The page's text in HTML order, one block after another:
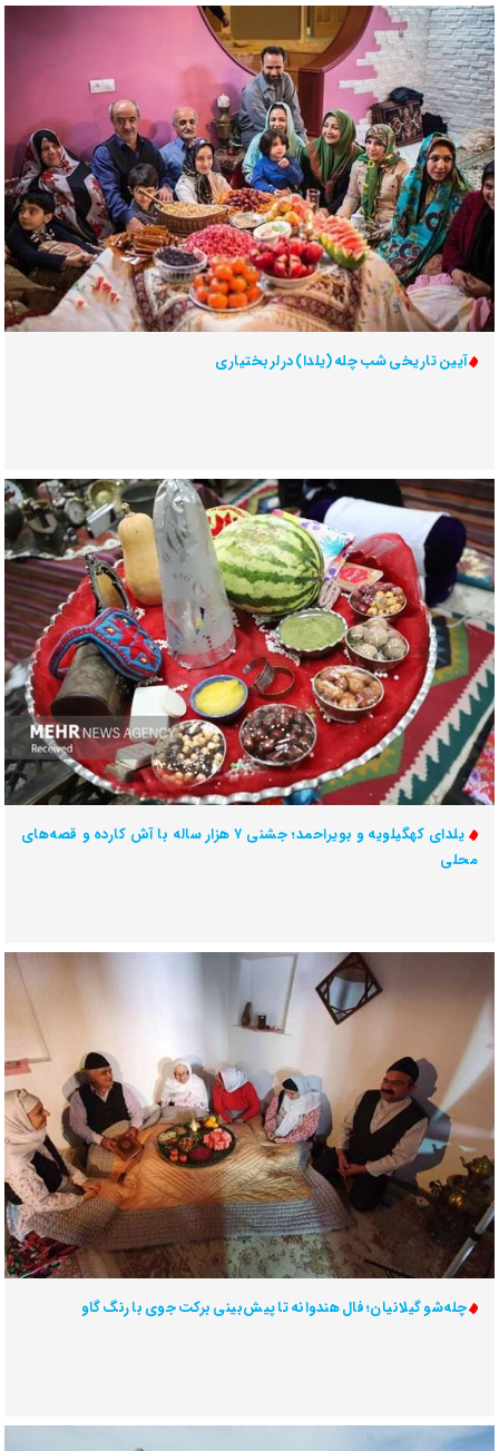
آیین تاریخی شب چله (یلدا) در لر بختیاری
یلدای کهگیلویه و بویراحمد؛ جشنی ۷ هزار ساله با آش کارده و قصه‌های
محلی
چله‌شو گیلانیان؛ فال هندوانه تا پیش‌بینی برکت جوی با رنگ گاو